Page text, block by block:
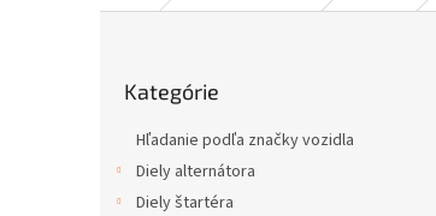
kategórie
Kategórie
Hľadanie podľa značky vozidla
Diely alternátora
Diely štartéra